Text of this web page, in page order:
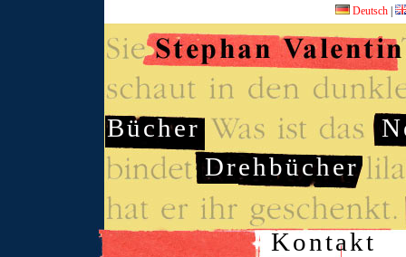
Deutsch
Bücher
Drehbücher
Kontakt